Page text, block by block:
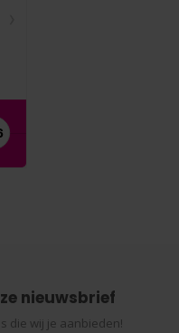
nieuwsbrief
die wij je aanbieden!